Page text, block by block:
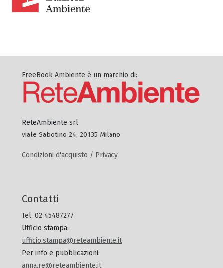
FreeBook Ambiente è un marchio di:
ReteAmbiente srl
viale Sabotino 24, 20135 Milano
Condizioni d'acquisto / Privacy
Contatti
Tel. 02 45487277
Ufficio stampa:
ufficio.stampa@reteambiente.it
Per info e pubblicazioni:
anna.re@reteambiente.it